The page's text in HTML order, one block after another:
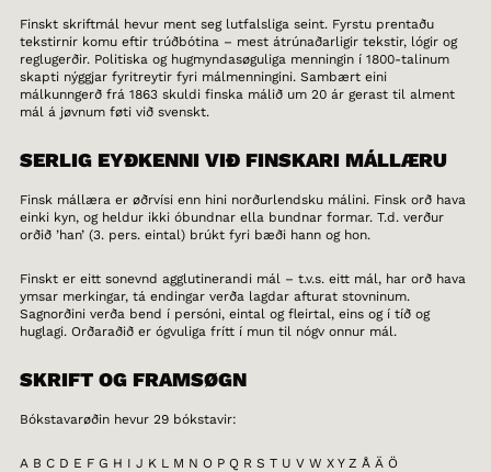
Finskt skriftmál hevur ment seg lutfalsliga seint. Fyrstu prentaðu
tekstirnir komu eftir trúðbótina – mest átrúnaðarligir tekstir, lógir og
reglugerðir. Politiska og hugmyndasøguliga menningin í 1800-talinum
skapti nýggjar fyritreytir fyri málmenningini. Sambært eini
málkunngerð frá 1863 skuldi finska málið um 20 ár gerast til alment
mál á jøvnum føti við svenskt.
SERLIG EYÐKENNI VIÐ FINSKARI MÁLLÆRU
Finsk mállæra er øðrvísi enn hini norðurlendsku málini. Finsk orð hava
einki kyn, og heldur ikki óbundnar ella bundnar formar. T.d. verður
orðið ’han’ (3. pers. eintal) brúkt fyri bæði hann og hon.
Finskt er eitt sonevnd agglutinerandi mál – t.v.s. eitt mál, har orð hava
ymsar merkingar, tá endingar verða lagdar afturat stovninum.
Sagnorðini verða bend í persóni, eintal og fleirtal, eins og í tíð og
huglagi. Orðaraðið er ógvuliga frítt í mun til nógv onnur mál.
SKRIFT OG FRAMSØGN
Bókstavarøðin hevur 29 bókstavir:
A B C D E F G H I J K L M N O P Q R S T U V W X Y Z Å Ä Ö